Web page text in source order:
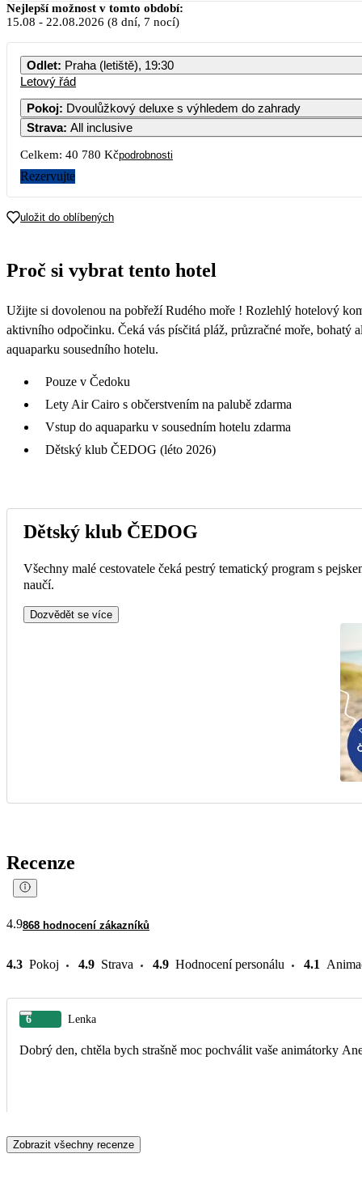
21
Nejlepší možnost v tomto období:
15.08 - 22.08.2026 (8 dní, 7 nocí)
Odlet: Praha (letiště), 19:30
Letový řád
Pokoj: Dvoulůžkový deluxe s výhledem do zahrady
Strava: All inclusive
Celkem: 40 780 Kčpodrobnosti
Rezervujte
uložit do oblíbených
Proč si vybrat tento hotel
Užijte si dovolenou na pobřeží Rudého moře ! Rozlehlý hotelový
aktivního odpočinku. Čeká vás písčitá pláž, průzračné moře, bohatý
aquaparku sousedního hotelu.
Pouze v Čedoku
Lety Air Cairo s občerstvením na palubě zdarma
Vstup do aquaparku v sousedním hotelu zdarma
Dětský klub ČEDOG (léto 2026)
Dětský klub ČEDOG
Všechny malé cestovatele čeká pestrý tematický program s
naučí.
Dozvědět se více
Recenze
4.9868 hodnocení zákazníků
4.3 Pokoj 4.9 Strava 4.9 Hodnocení personálu 4.1
6 Lenka
Dobrý den, chtěla bych strašně moc pochválit vaše animátorky
Zobrazit všechny recenze